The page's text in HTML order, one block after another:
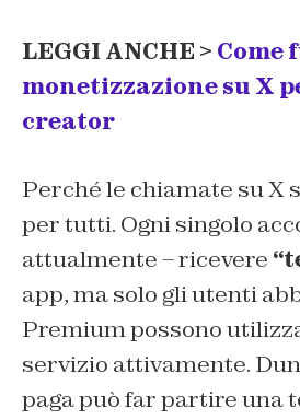
LEGGI ANCHE > Come
monetizzazione su X
creator
Perché le chiamate su X
per tutti. Ogni singolo
attualmente – ricevere
app, ma solo gli utenti
Premium possono
servizio attivamente.
paga può far partire una